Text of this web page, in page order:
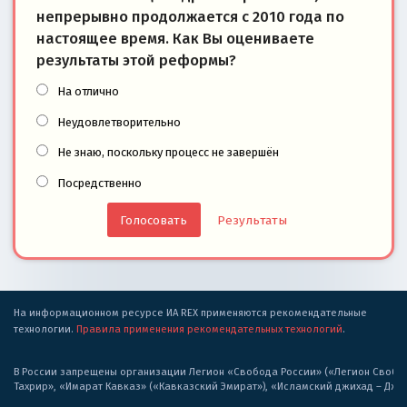
непрерывно продолжается с 2010 года по
настоящее время. Как Вы оцениваете
результаты этой реформы?
На отлично
Неудовлетворительно
Не знаю, поскольку процесс не завершён
Посредственно
Результаты
На информационном ресурсе ИА REX применяются рекомендательные
технологии. Правила применения рекомендательных технологий.
В России запрещены организации Легион «Свобода России» («Легион
Тахрир», «Имарат Кавказ» («Кавказский Эмират»), «Исламский джихад –